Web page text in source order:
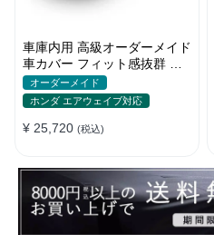
車庫内用 高級オーダーメイド
車カバー フィット感抜群 水
洗いOK 防塵防汚 傷防止 おし
ゃれ
オーダーメイド
ホンダ エアウェイブ対応
¥ 25,720 (税込)